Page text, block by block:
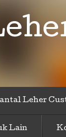
Leher
Lain